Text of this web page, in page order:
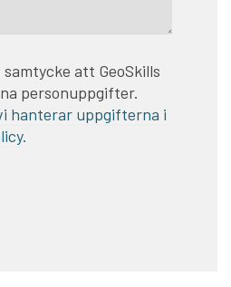
att GeoSkills
personuppgifter.
hanterar uppgifterna i